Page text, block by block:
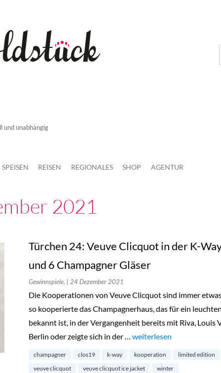
und unabhängig
SPEISEN REISEN REGIONALES SHOP AGENTUR
2021
Türchen 24: Veuve Clicquot in der K-
und 6 Champagner Gläser
Gewinnspiele, | 24 Dezember 2021
Die Kooperationen von Veuve Clicquot sind immer
so kooperierte das Champagnerhaus, das für ein
bekannt ist, in der Vergangenheit bereits mit Riva, Louis
Berlin oder zeigte sich in der … „Türchen 24: Veuve
weiterlesen
champagner clos19 k-way kooperation limited edition
veuve clicquot
veuve clicquot ice jacket winter